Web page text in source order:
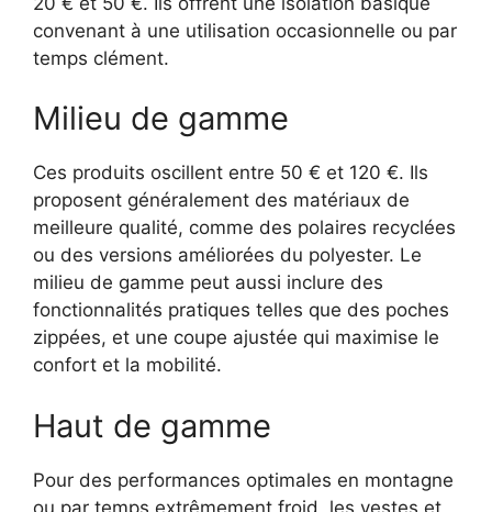
convenant à une utilisation occasionnelle ou par
temps clément.
Milieu de gamme
Ces produits oscillent entre 50 € et 120 €. Ils
proposent généralement des matériaux de
meilleure qualité, comme des polaires recyclées
ou des versions améliorées du polyester. Le
milieu de gamme peut aussi inclure des
fonctionnalités pratiques telles que des poches
zippées, et une coupe ajustée qui maximise le
confort et la mobilité.
Haut de gamme
Pour des performances optimales en montagne
ou par temps extrêmement froid, les vestes et